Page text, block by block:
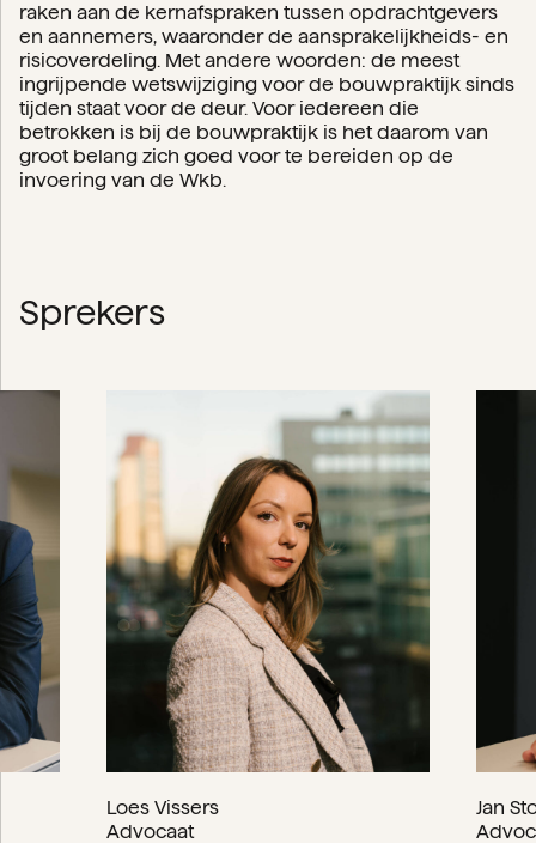
raken aan de kernafspraken tussen opdrachtgevers
en aannemers, waaronder de aansprakelijkheids- en
risicoverdeling. Met andere woorden: de meest
ingrijpende wetswijziging voor de bouwpraktijk sinds
tijden staat voor de deur. Voor iedereen die
betrokken is bij de bouwpraktijk is het daarom van
groot belang zich goed voor te bereiden op de
invoering van de Wkb.
Sprekers
Loes Vissers
Advocaat
Jan